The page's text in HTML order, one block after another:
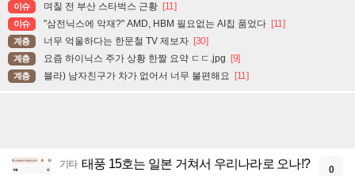
이슈 며칠 전 부산 스타벅스 근황 [11]
이슈 "삼전닉스에 악재?" AMD, HBM 필요없는 AI칩 품었다 [11]
계층 너무 억울하다는 한문철 TV 제보자 [30]
계층 요즘 하이닉스 주가 상황 한짤 요약 ㄷㄷ.jpg [9]
계층 블라) 남자친구가 차가 없어서 너무 불편해요 [11]
기타 태풍 15호는 일본 거쳐서 우리나라로 오나!? 0